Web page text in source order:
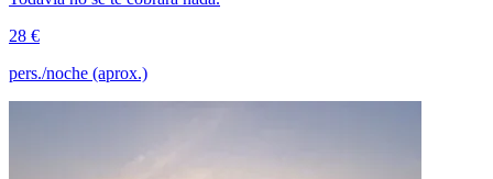
28 €
pers./noche (aprox.)